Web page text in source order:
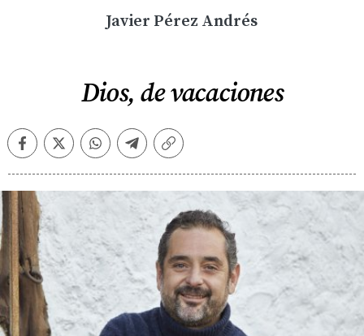
Javier Pérez Andrés
Dios, de vacaciones
FacebookTwitterWhatsappTelegramCopiar